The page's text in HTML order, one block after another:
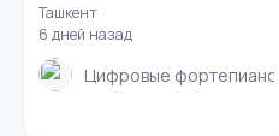
Ташкент
6 дней назад
Цифровые фортепиано